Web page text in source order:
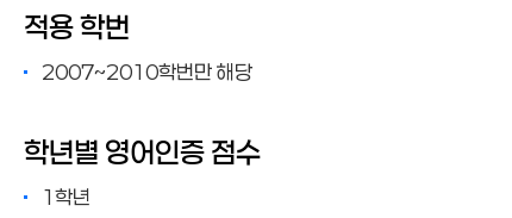
적용 학번
2007~2010학번만 해당
학년별 영어인증 점수
1학년